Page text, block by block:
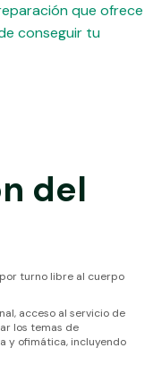
que ofrece
conseguir tu
del
turno libre al cuerpo
acceso al servicio de
los temas de
y ofimática, incluyendo